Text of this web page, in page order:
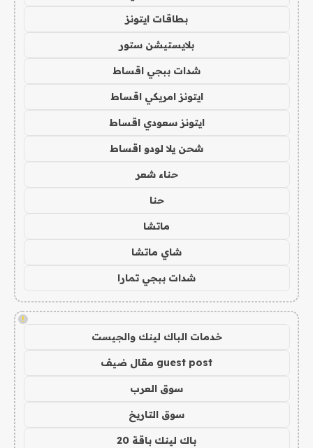
بطاقات ايتونز
بلايستيشن ستور
شدات ببجي اقساط
ايتونز امريكي اقساط
ايتونز سعودي اقساط
شحن يلا لودو اقساط
حناء شعر
حنا
ماتشا
شاي ماتشا
شدات ببجي تمارا
!
خدمات الباك لينك والجيست
guest post مقال ضيف
سوق العرب
سوق التاريخ
باك لينك باقة 20